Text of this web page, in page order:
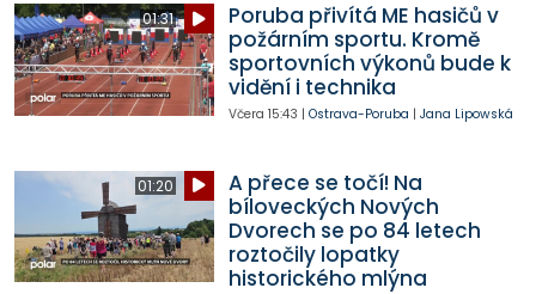
01:31
Poruba přivítá ME hasičů v
požárním sportu. Kromě
sportovních výkonů bude k
vidění i technika
Včera 15:43 | Ostrava-Poruba | Jana Lipowská
01:20
A přece se točí! Na
bíloveckých Nových
Dvorech se po 84 letech
roztočily lopatky
historického mlýna